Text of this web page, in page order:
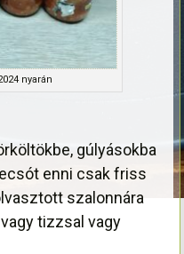
nyarán
gúlyásokba
enni csak friss
szalonnára
tizzsal vagy